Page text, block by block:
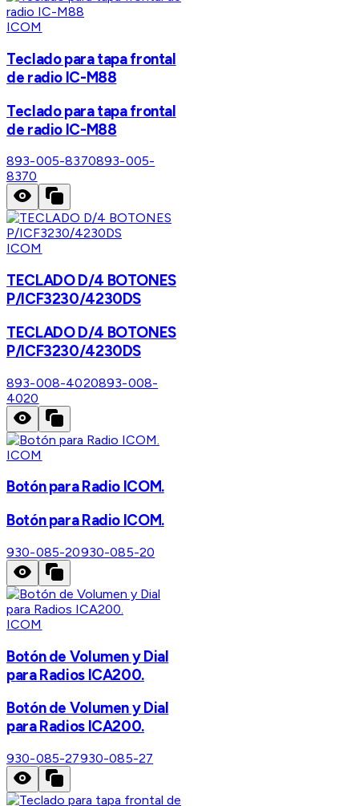
ICOM
Teclado para tapa frontal
de radio IC-M88
Teclado para tapa frontal
de radio IC-M88
893-005-8370893-005-
8370
ICOM
TECLADO D/4 BOTONES
P/ICF3230/4230DS
TECLADO D/4 BOTONES
P/ICF3230/4230DS
893-008-4020893-008-
4020
ICOM
Botón para Radio ICOM.
Botón para Radio ICOM.
930-085-20930-085-20
ICOM
Botón de Volumen y Dial
para Radios ICA200.
Botón de Volumen y Dial
para Radios ICA200.
930-085-27930-085-27